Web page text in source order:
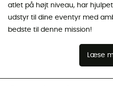
atlet på højt niveau, har
udstyr til dine eventyr med
bedste til denne mission!
Læse